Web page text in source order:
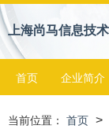
上海尚马信息技
首页 企业简介
当前位置： 首页 >